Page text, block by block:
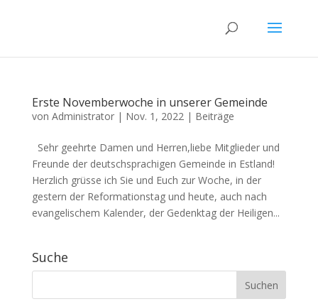
Erste Novemberwoche in unserer Gemeinde
von Administrator| Nov. 1, 2022| Beiträge
Sehr geehrte Damen und Herren,liebe Mitglieder und
Freunde der deutschsprachigen Gemeinde in Estland!
Herzlich grüsse ich Sie und Euch zur Woche, in der
gestern der Reformationstag und heute, auch nach
evangelischem Kalender, der Gedenktag der Heiligen...
Suche